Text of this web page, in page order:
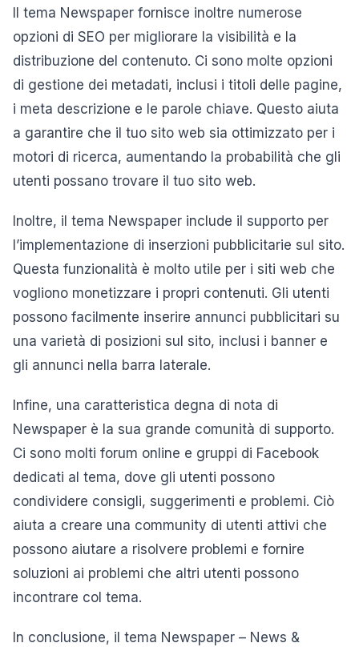
Il tema Newspaper fornisce inoltre numerose
opzioni di SEO per migliorare la visibilità e la
distribuzione del contenuto. Ci sono molte opzioni
di gestione dei metadati, inclusi i titoli delle pagine,
i meta descrizione e le parole chiave. Questo aiuta
a garantire che il tuo sito web sia ottimizzato per i
motori di ricerca, aumentando la probabilità che gli
utenti possano trovare il tuo sito web.
Inoltre, il tema Newspaper include il supporto per
l’implementazione di inserzioni pubblicitarie sul sito.
Questa funzionalità è molto utile per i siti web che
vogliono monetizzare i propri contenuti. Gli utenti
possono facilmente inserire annunci pubblicitari su
una varietà di posizioni sul sito, inclusi i banner e
gli annunci nella barra laterale.
Infine, una caratteristica degna di nota di
Newspaper è la sua grande comunità di supporto.
Ci sono molti forum online e gruppi di Facebook
dedicati al tema, dove gli utenti possono
condividere consigli, suggerimenti e problemi. Ciò
aiuta a creare una community di utenti attivi che
possono aiutare a risolvere problemi e fornire
soluzioni ai problemi che altri utenti possono
incontrare col tema.
In conclusione, il tema Newspaper – News &